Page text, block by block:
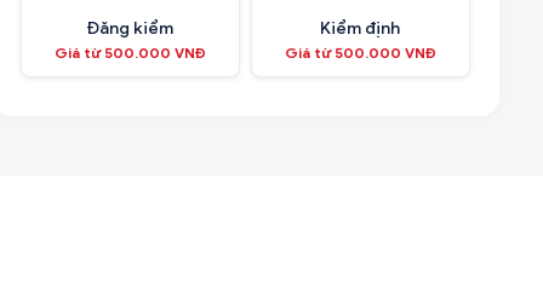
Đăng kiểm
Giá từ 500.000 VNĐ
Kiểm định
Giá từ 500.000 VNĐ